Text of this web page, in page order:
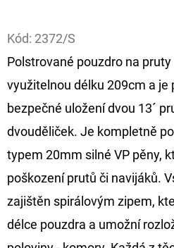
Kód: 2372/S
Polstrované pouzdro na pruty
využitelnou délku 209cm a je
bezpečné uložení dvou 13´
dvouděliček. Je kompletně
typem 20mm silné VP pěny,
poškození prutů či navijáků.
zajištěn spirálovým zipem,
délce pouzdra a umožní
D
O
P
O
R
U
Č
U
J
E
M